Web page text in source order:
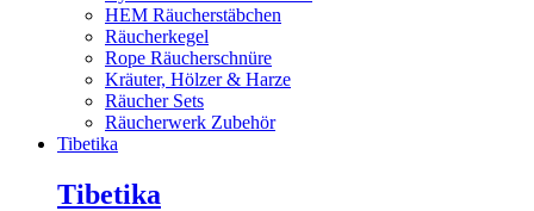
HEM Räucherstäbchen
Räucherkegel
Rope Räucherschnüre
Kräuter, Hölzer & Harze
Räucher Sets
Räucherwerk Zubehör
Tibetika
Tibetika